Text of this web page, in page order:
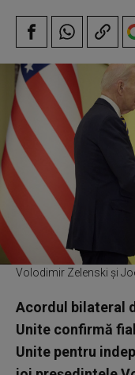
Volodimir Zelenski și
Acordul bilateral
Unite confirmă
Unite pentru